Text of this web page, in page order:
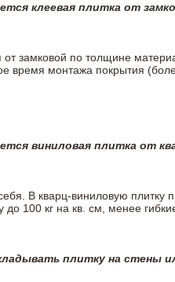
клеевая плитка от
от замковой по толщине
время монтажа покрытия
виниловая плитка от
В кварц-виниловую
100 кг на кв. см, менее
плитку на стены